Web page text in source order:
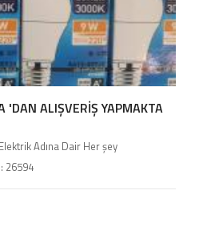
'DAN ALIŞVERIŞ YAPMAKTA
Adına Dair Her şey
26594